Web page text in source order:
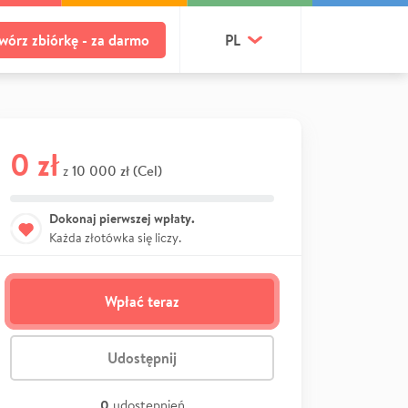
zbiórkę - za darmo PL
0 zł z 10 000 zł (Cel)
Dokonaj pierwszej wpłaty.
Każda złotówka się liczy.
Wpłać teraz
Udostępnij